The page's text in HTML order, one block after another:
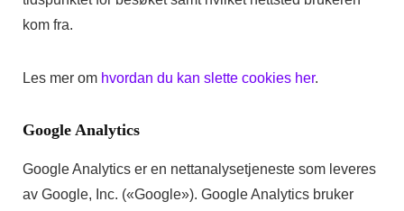
kom fra.
Les mer om hvordan du kan slette cookies her.
Google Analytics
Google Analytics er en nettanalysetjeneste som leveres
av Google, Inc. («Google»). Google Analytics bruker